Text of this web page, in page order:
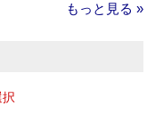
もっと見る »